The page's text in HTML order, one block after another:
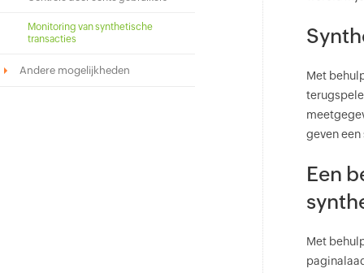
Monitoring van synthetische
transacties
Andere mogelijkheden
Met
geven
Een
Met